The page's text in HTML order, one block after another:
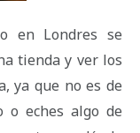
en Londres se
tienda y ver los
ya que no es de
eches algo de